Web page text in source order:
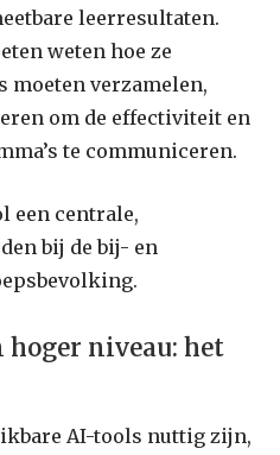
leerresultaten.
weten hoe ze
moeten verzamelen,
om de effectiviteit en
te communiceren.
een centrale,
bij de bij- en
hoger niveau: het
AI-tools nuttig zijn,